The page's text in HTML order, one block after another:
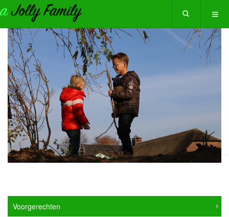
Voorgerechten